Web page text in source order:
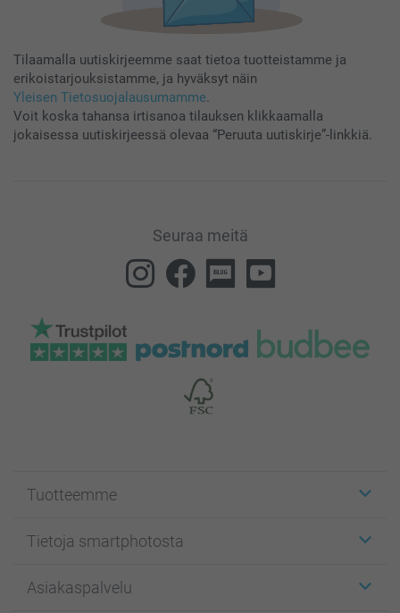
Tilaamalla uutiskirjeemme saat tietoa tuotteistamme ja
erikoistarjouksistamme, ja hyväksyt näin
Yleisen Tietosuojalausumamme.
Voit koska tahansa irtisanoa tilauksen klikkaamalla
jokaisessa uutiskirjeessä olevaa “Peruuta uutiskirje”-linkkiä.
Seuraa meitä
Tuotteemme
Kuvakortit
Kuvakirjat
Tietoja smartphotosta
Affiliate ohjelma
Asiakaspalvelu